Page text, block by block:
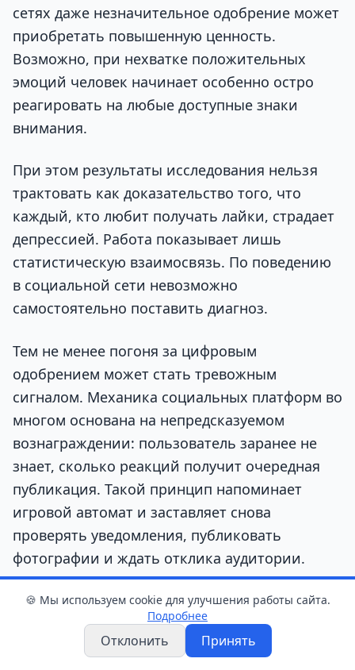
сетях даже незначительное одобрение может
приобретать повышенную ценность.
Возможно, при нехватке положительных
эмоций человек начинает особенно остро
реагировать на любые доступные знаки
внимания.
При этом результаты исследования нельзя
трактовать как доказательство того, что
каждый, кто любит получать лайки, страдает
депрессией. Работа показывает лишь
статистическую взаимосвязь. По поведению
в социальной сети невозможно
самостоятельно поставить диагноз.
Тем не менее погоня за цифровым
одобрением может стать тревожным
сигналом. Механика социальных платформ во
многом основана на непредсказуемом
вознаграждении: пользователь заранее не
знает, сколько реакций получит очередная
публикация. Такой принцип напоминает
игровой автомат и заставляет снова
проверять уведомления, публиковать
фотографии и ждать отклика аудитории.
Стоит обратить внимание на собственные
привычки. Если настроение заметно зависит
от количества лайков, отсутствие реакции
🍪 Мы используем cookie для улучшения работы сайта.
Подробнее
Отклонить Принять